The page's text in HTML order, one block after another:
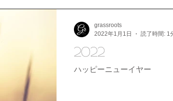
2022
ハッピーニューイヤー
grassroots
2022年1月1日
読了時間: 1